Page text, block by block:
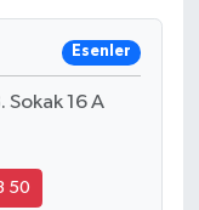
Esenler
Sokak 16 A
50